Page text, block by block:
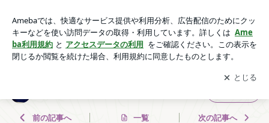
アプリをダウンロードして ブログの更新通知
を受け取りまし
ょう。
開く
前の記事へ 一覧 次の記事へ